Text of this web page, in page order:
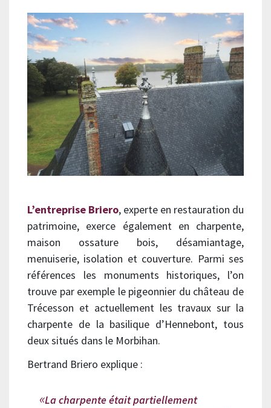
L’entreprise Briero, experte en restauration du
patrimoine, exerce également en charpente,
maison ossature bois, désamiantage,
menuiserie, isolation et couverture. Parmi ses
références les monuments historiques, l’on
trouve par exemple le pigeonnier du château de
Trécesson et actuellement les travaux sur la
charpente de la basilique d’Hennebont, tous
deux situés dans le Morbihan.
Bertrand Briero explique :
La charpente était partiellement